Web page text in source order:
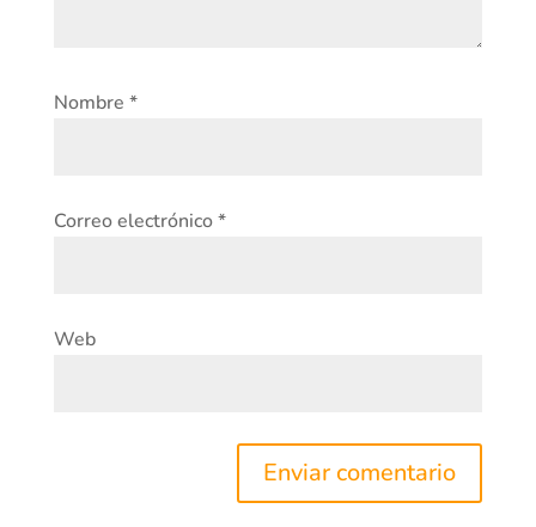
Nombre *
Correo electrónico*
Web